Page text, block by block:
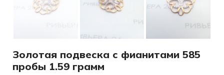
Золотая подвеска с фианитами 585
пробы 1.59 грамм